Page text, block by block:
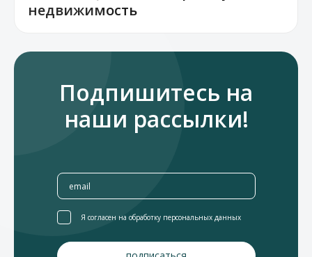
недвижимость
Подпишитесь на
наши рассылки!
Я согласен на обработку персональных данных